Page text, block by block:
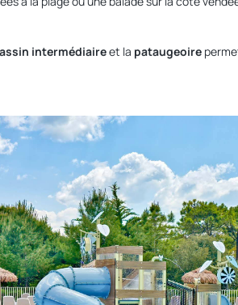
intermédiaireet la pataugeoire